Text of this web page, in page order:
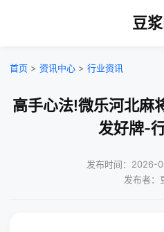
豆
首页 > 资讯中心 > 行业资讯
高手心法!微乐河北麻
发好牌-
发布时间：2026-
发布者：